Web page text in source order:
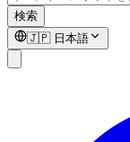
検索
🇯🇵 日本語